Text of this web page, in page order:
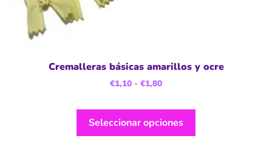
Cremalleras básicas amarillos y ocre
€1,10 - €1,80
Seleccionar opciones